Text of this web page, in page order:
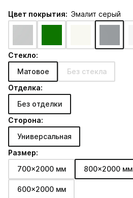
Цвет покрытия: Эмалит серый
Стекло:
Матовое
Без стекла
Отделка:
Без отделки
Сторона:
Универсальная
Размер:
700x2000 мм
800x2000 мм
600x2000 мм